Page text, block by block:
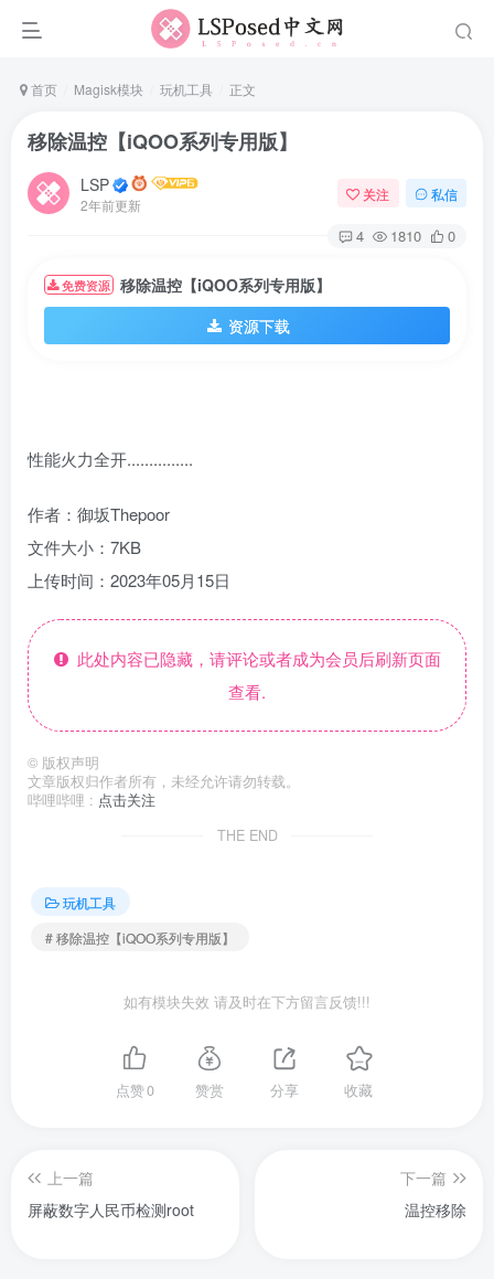
首页 Magisk模块 玩机工具 正文
移除温控【iQOO系列专用版】
LSP
2年前更新
关注 私信
4 1810 0
免费资源 移除温控【iQOO系列专用版】
资源下载
性能火力全开...............
作者：御坂Thepoor
文件大小：7KB
上传时间：2023年05月15日
此处内容已隐藏，请评论或者成为会员后刷新页面
查看.
© 版权声明
文章版权归作者所有，未经允许请勿转载。
哔哩哔哩 : 点击关注
THE END
玩机工具
# 移除温控【iQOO系列专用版】
如有模块失效 请及时在下方留言反馈!!!
点赞0 赞赏 分享 收藏
上一篇
屏蔽数字人民币检测root
下一篇
温控移除